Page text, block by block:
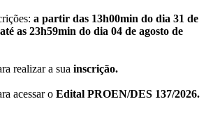
a partir das 13h00min do dia 31 de
as 23h59min do dia 04 de agosto de
realizar a sua inscrição.
acessar o Edital PROEN/DES 137/2026.